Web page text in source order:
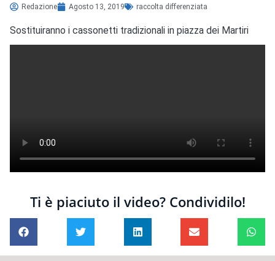
Redazione Agosto 13, 2019 raccolta differenziata
Sostituiranno i cassonetti tradizionali in piazza dei Martiri
Ti è piaciuto il video? Condividilo!